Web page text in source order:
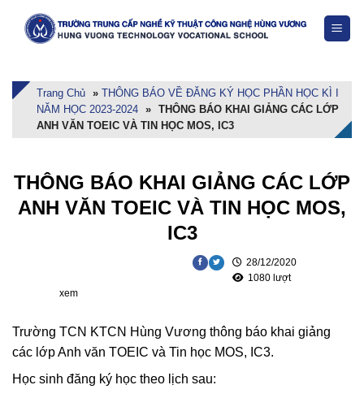
Trang Chủ » THÔNG BÁO VỀ ĐĂNG KÝ HỌC PHẦN HỌC KÌ I
NĂM HỌC 2023-2024 » THÔNG BÁO KHAI GIẢNG CÁC LỚP
ANH VĂN TOEIC VÀ TIN HỌC MOS, IC3
THÔNG BÁO KHAI GIẢNG CÁC LỚP
ANH VĂN TOEIC VÀ TIN HỌC MOS,
IC3
28/12/2020
1080 lượt
xem
Trường TCN KTCN Hùng Vương thông báo khai giảng
các lớp Anh văn TOEIC và Tin học MOS, IC3.
Học sinh đăng ký học theo lịch sau: